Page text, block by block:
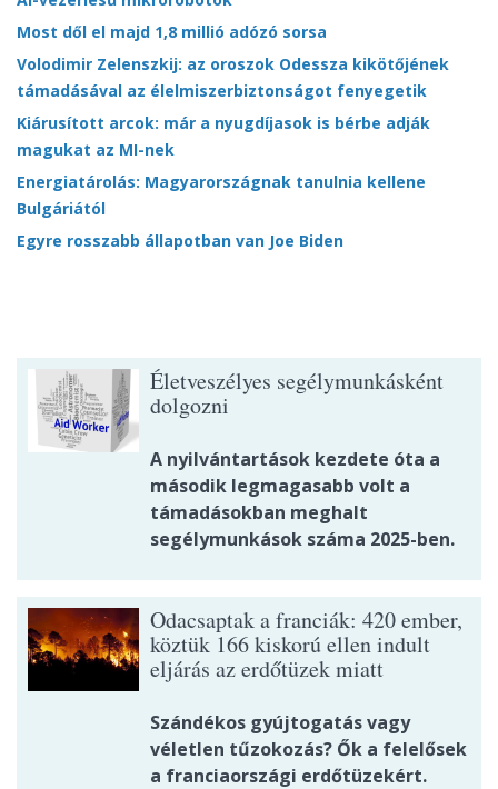
Most dől el majd 1,8 millió adózó sorsa
Volodimir Zelenszkij: az oroszok Odessza kikötőjének
támadásával az élelmiszerbiztonságot fenyegetik
Kiárusított arcok: már a nyugdíjasok is bérbe adják
magukat az MI-nek
Energiatárolás: Magyarországnak tanulnia kellene
Bulgáriától
Egyre rosszabb állapotban van Joe Biden
Életveszélyes segélymunkásként
dolgozni
A nyilvántartások kezdete óta a
második legmagasabb volt a
támadásokban meghalt
segélymunkások száma 2025-ben.
Odacsaptak a franciák: 420 ember,
köztük 166 kiskorú ellen indult
eljárás az erdőtüzek miatt
Szándékos gyújtogatás vagy
véletlen tűzokozás? Ők a felelősek
a franciaországi erdőtüzekért.